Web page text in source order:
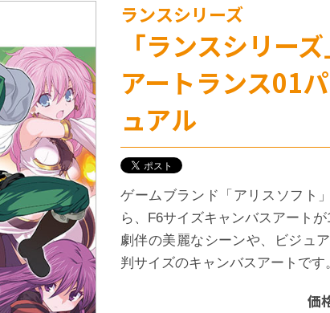
ランスシリーズ
「ランスシリー
アートランス01
ュアル
ゲームブランド「アリスソフト
ら、F6サイズキャンバスアートが
劇伴の美麗なシーンや、ビジュ
判サイズのキャンバスアートです
価